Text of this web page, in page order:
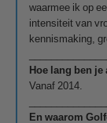
waarmee ik op
intensiteit van
kennismaking,
Hoe lang ben
Vanaf 2014.
En waarom